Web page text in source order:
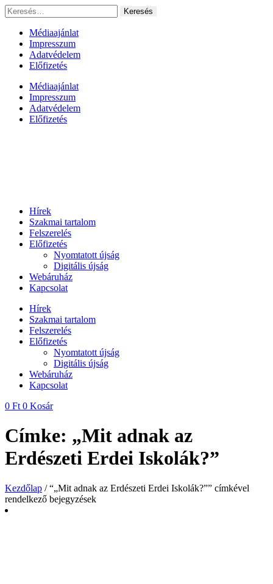
Ugrás
a
tartalomhoz
Keresés:
Médiaajánlat
Impresszum
Adatvédelem
Előfizetés
Médiaajánlat
Impresszum
Adatvédelem
Előfizetés
Hírek
Szakmai tartalom
Felszerelés
Előfizetés
Nyomtatott újság
Digitális újság
Webáruház
Kapcsolat
Hírek
Szakmai tartalom
Felszerelés
Előfizetés
Nyomtatott újság
Digitális újság
Webáruház
Kapcsolat
0 Ft 0 Kosár
Címke: „Mit adnak az
Erdészeti Erdei Iskolák?”
Kezdőlap / “„Mit adnak az Erdészeti Erdei Iskolák?”” címkével
rendelkező bejegyzések